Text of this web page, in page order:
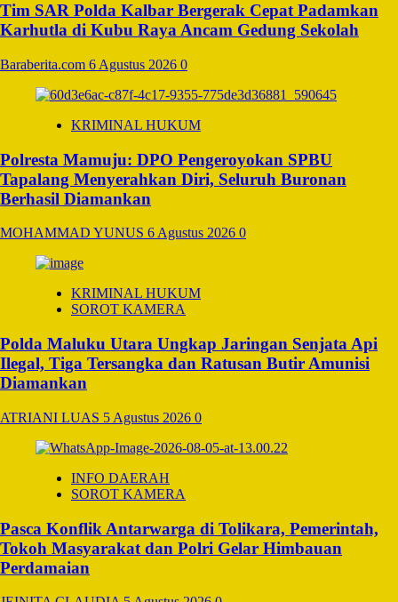
Tim SAR Polda Kalbar Bergerak Cepat Padamkan
Karhutla di Kubu Raya Ancam Gedung Sekolah
Baraberita.com 6 Agustus 2026 0
KRIMINAL HUKUM
Polresta Mamuju: DPO Pengeroyokan SPBU
Tapalang Menyerahkan Diri, Seluruh Buronan
Berhasil Diamankan
MOHAMMAD YUNUS 6 Agustus 2026 0
KRIMINAL HUKUM
SOROT KAMERA
Polda Maluku Utara Ungkap Jaringan Senjata Api
Ilegal, Tiga Tersangka dan Ratusan Butir Amunisi
Diamankan
ATRIANI LUAS 5 Agustus 2026 0
INFO DAERAH
SOROT KAMERA
Pasca Konflik Antarwarga di Tolikara, Pemerintah,
Tokoh Masyarakat dan Polri Gelar Himbauan
Perdamaian